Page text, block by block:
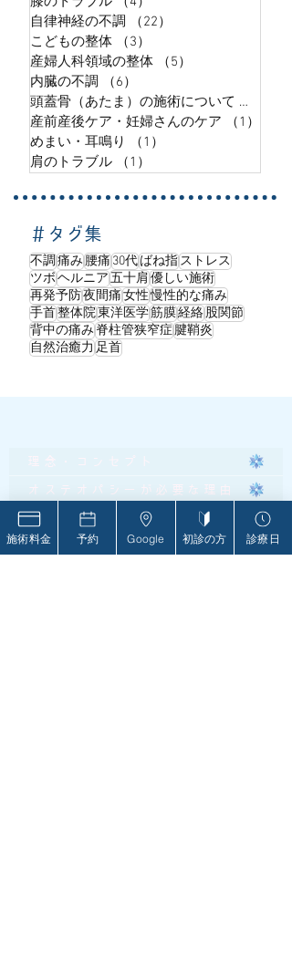
自律神経の不調
（22）
こどもの整体
（3）
産婦人科領域の整体
（5）
内臓の不調
（6）
頭蓋骨（あたま）の施術について （5）
産前産後ケア・妊婦さんのケア
（1）
めまい・耳鳴り
（1）
肩のトラブル
（1）
＃タグ集
不調痛み腰痛 30代ばね指ストレス
ツボヘルニア五十肩優しい施術
再発予防夜間痛女性慢性的な痛み
手首整体院東洋医学筋膜経絡股関節
背中の痛み脊柱管狭窄症腱鞘炎
自然治癒力 足首
理念・コンセプト
オステオパシーが必要な理由
オステオパシーとは
当院の強み・特徴
施術料金 予約 Google 初診の方 診療日